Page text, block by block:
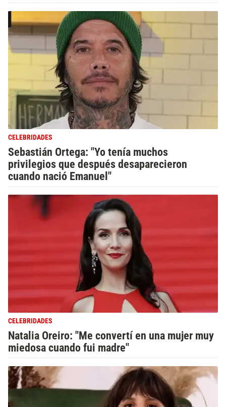
CELEBRIDADES
Sebastián Ortega: "Yo tenía muchos
privilegios que después desaparecieron
cuando nació Emanuel"
CELEBRIDADES
Natalia Oreiro: "Me convertí en una mujer muy
miedosa cuando fui madre"